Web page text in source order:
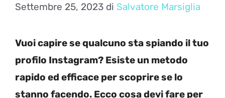
Settembre 25, 2023 di Salvatore Marsiglia
Vuoi capire se qualcuno sta spiando il tuo
profilo Instagram? Esiste un metodo
rapido ed efficace per scoprire se lo
stanno facendo. Ecco cosa devi fare per